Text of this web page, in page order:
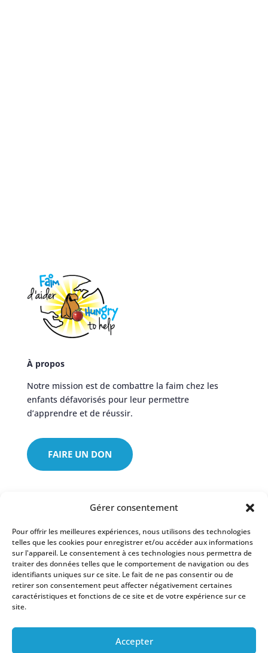
Gérer consentement
Pour offrir les meilleures expériences, nous utilisons des technologies
telles que les cookies pour enregistrer et/ou accéder aux informations
sur l'appareil. Le consentement à ces technologies nous permettra de
traiter des données telles que le comportement de navigation ou des
identifiants uniques sur ce site. Le fait de ne pas consentir ou de
retirer son consentement peut affecter négativement certaines
caractéristiques et fonctions de ce site et de votre expérience sur ce
site.
Accepter
À propos
Notre mission est de combattre la faim chez les
enfants défavorisés pour leur permettre
d’apprendre et de réussir.
FAIRE UN DON
S’impliquer
Contact
Rapport Annuel 2023-2024 de la Fondation
304 Chemin Vanier, Gatineau, QC, J9J 1E7